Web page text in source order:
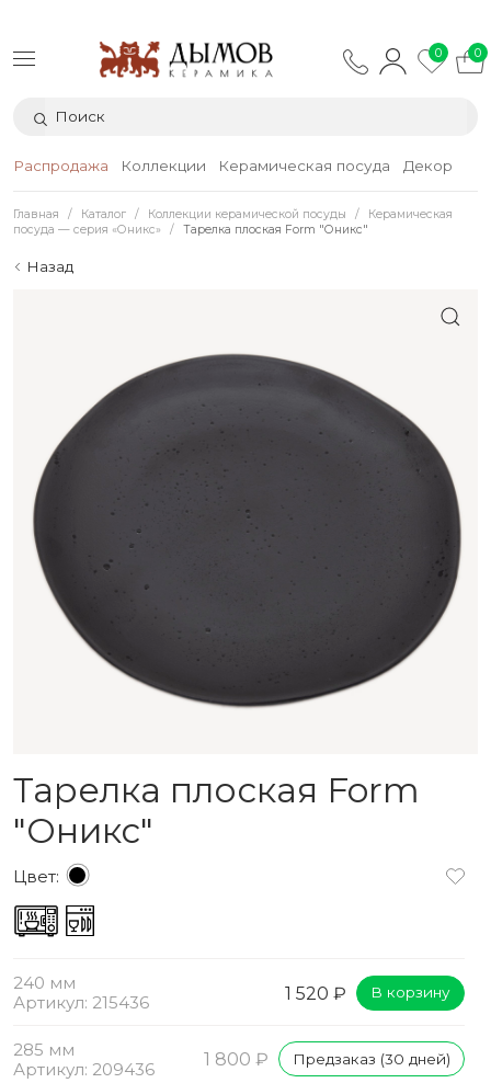
0 0
Распродажа Коллекции Керамическая посуда Декор
Главная Каталог Коллекции керамической посуды
Керамическая
посуда — серия «Оникс»
Тарелка плоская Form "Оникс"
Назад
Тарелка плоская Form
"Оникс"
Цвет:
240 мм
Артикул: 215436
1 520 ₽ В корзину
285 мм
Артикул: 209436
1 800 ₽ Предзаказ (30 дней)